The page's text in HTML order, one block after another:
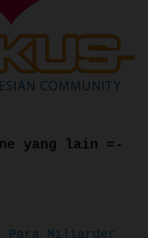
yang lain =-
Para Miliarder